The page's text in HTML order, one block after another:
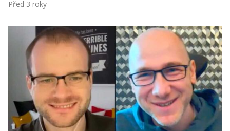
Před 3 roky